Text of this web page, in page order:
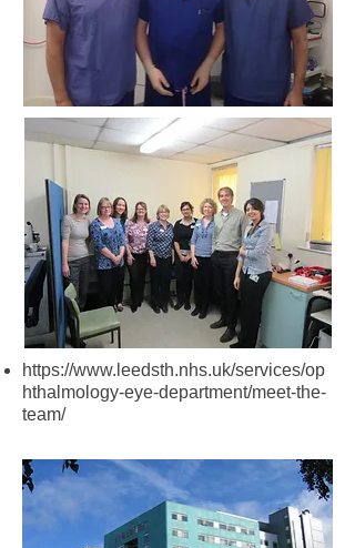
https://www.leedsth.nhs.uk/services/op
hthalmology-eye-department/meet-the-
team/